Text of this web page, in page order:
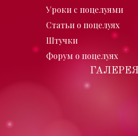
Уроки с поцелуями
Статьи о поцелуях
Штучки
Форум о поцелуях
ГАЛЕРЕЯ